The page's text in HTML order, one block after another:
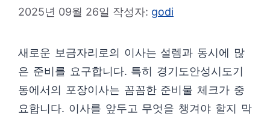
2025년 09월 26일 작성자: godi
새로운 보금자리로의 이사는 설렘과 동시에 많
은 준비를 요구합니다. 특히 경기도안성시도기
동에서의 포장이사는 꼼꼼한 준비물 체크가 중
요합니다. 이사를 앞두고 무엇을 챙겨야 할지 막